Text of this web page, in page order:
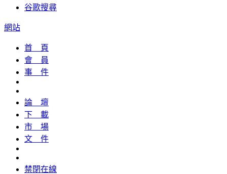
谷歌搜尋
網站
首 頁
會 員
事 件
論 壇
下 載
市 場
文 件
禁閉在線